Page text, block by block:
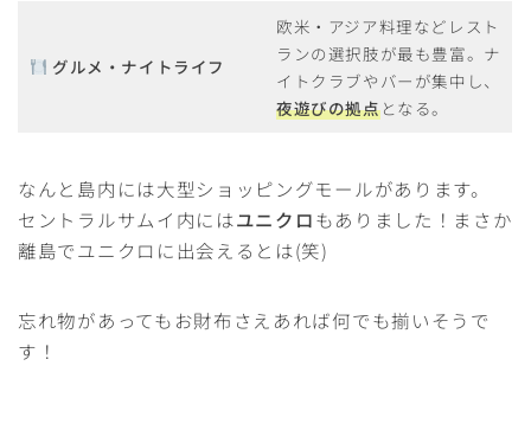
グルメ・ナイトライフ
欧米・アジア料理などレスト
ランの選択肢が最も豊富。ナ
イトクラブやバーが集中し、
夜遊びの拠点となる。
なんと島内には大型ショッピングモールがあります。
セントラルサムイ内にはユニクロもありました！まさか
離島でユニクロに出会えるとは(笑)
忘れ物があってもお財布さえあれば何でも揃いそうで
す！